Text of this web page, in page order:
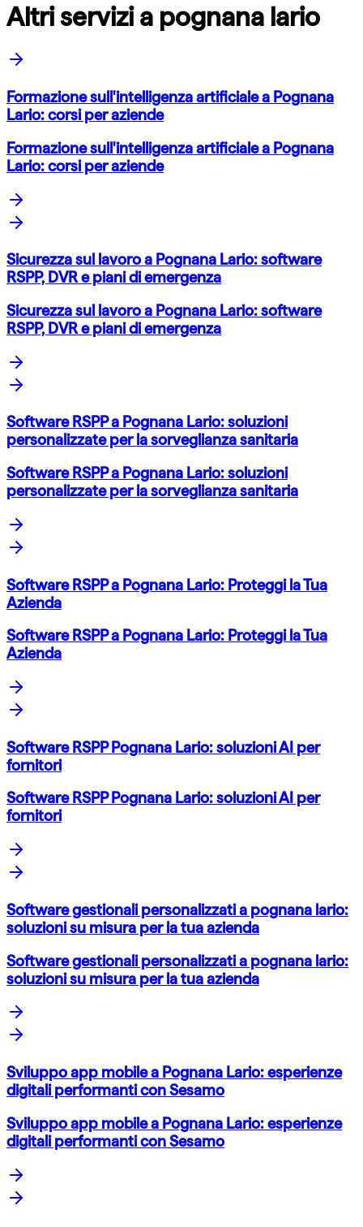
Altri servizi a pognana lario
Formazione sull'intelligenza artificiale a Pognana
Lario: corsi per aziende
Formazione sull'intelligenza artificiale a Pognana
Lario: corsi per aziende
Sicurezza sul lavoro a Pognana Lario: software
RSPP, DVR e piani di emergenza
Sicurezza sul lavoro a Pognana Lario: software
RSPP, DVR e piani di emergenza
Software RSPP a Pognana Lario: soluzioni
personalizzate per la sorveglianza sanitaria
Software RSPP a Pognana Lario: soluzioni
personalizzate per la sorveglianza sanitaria
Software RSPP a Pognana Lario: Proteggi la Tua
Azienda
Software RSPP a Pognana Lario: Proteggi la Tua
Azienda
Software RSPP Pognana Lario: soluzioni AI per
fornitori
Software RSPP Pognana Lario: soluzioni AI per
fornitori
Software gestionali personalizzati a pognana lario:
soluzioni su misura per la tua azienda
Software gestionali personalizzati a pognana lario:
soluzioni su misura per la tua azienda
Sviluppo app mobile a Pognana Lario: esperienze
digitali performanti con Sesamo
Sviluppo app mobile a Pognana Lario: esperienze
digitali performanti con Sesamo